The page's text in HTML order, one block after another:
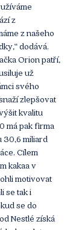
z
z našeho
dodává.
Orion patří,
už
svého
zlepšovat
kvalitu
má pak firma
30,6 miliard
Cílem
kakaa v
motivovat
se tak i
se do
Nestlé získá